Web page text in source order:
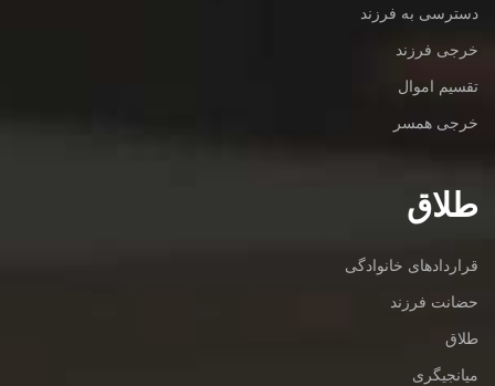
دسترسی به فرزند
خرجی فرزند
تقسیم اموال
خرجی همسر
طلاق
قراردادهای خانوادگی
حضانت فرزند
طلاق
میانجیگری